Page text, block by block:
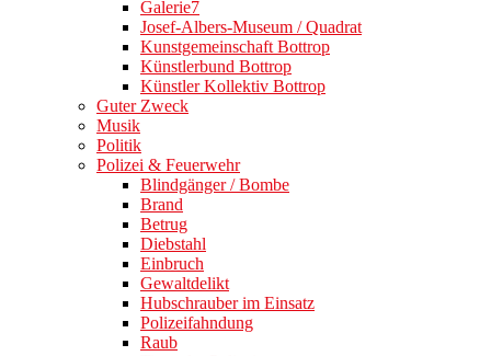
Galerie7
Josef-Albers-Museum / Quadrat
Kunstgemeinschaft Bottrop
Künstlerbund Bottrop
Künstler Kollektiv Bottrop
Guter Zweck
Musik
Politik
Polizei & Feuerwehr
Blindgänger / Bombe
Brand
Betrug
Diebstahl
Einbruch
Gewaltdelikt
Hubschrauber im Einsatz
Polizeifahndung
Raub